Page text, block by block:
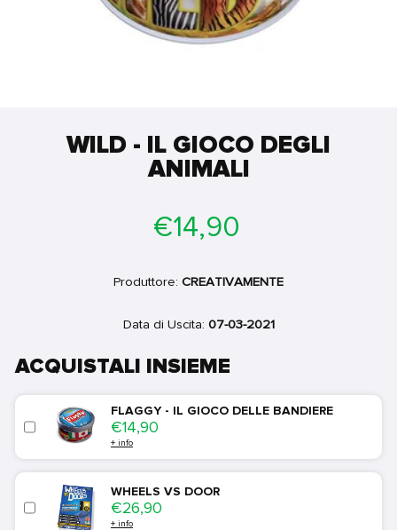
WILD - IL GIOCO DEGLI
ANIMALI
di
€14,90
Produttore: CREATIVAMENTE
Data di Uscita: 07-03-2021
ACQUISTALI INSIEME
FLAGGY - IL GIOCO DELLE BANDIERE
Price
€14,90
+ info
WHEELS VS DOOR
Price
€26,90
+ info